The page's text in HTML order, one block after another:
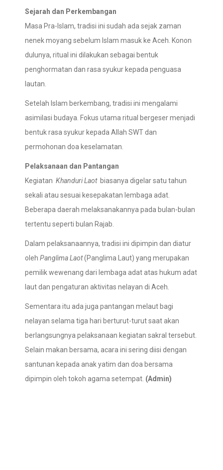
Sejarah dan Perkembangan
Masa Pra-Islam, tradisi ini sudah ada sejak zaman
nenek moyang sebelum Islam masuk ke Aceh. Konon
dulunya, ritual ini dilakukan sebagai bentuk
penghormatan dan rasa syukur kepada penguasa
lautan.
Setelah Islam berkembang, tradisi ini mengalami
asimilasi budaya. Fokus utama ritual bergeser menjadi
bentuk rasa syukur kepada Allah SWT dan
permohonan doa keselamatan.
Pelaksanaan dan Pantangan
Kegiatan Khanduri Laot biasanya digelar satu tahun
sekali atau sesuai kesepakatan lembaga adat.
Beberapa daerah melaksanakannya pada bulan-bulan
tertentu seperti bulan Rajab.
Dalam pelaksanaannya, tradisi ini dipimpin dan diatur
oleh Panglima Laot(Panglima Laut) yang merupakan
pemilik wewenang dari lembaga adat atas hukum adat
laut dan pengaturan aktivitas nelayan di Aceh.
Sementara itu ada juga pantangan melaut bagi
nelayan selama tiga hari berturut-turut saat akan
berlangsungnya pelaksanaan kegiatan sakral tersebut.
Selain makan bersama, acara ini sering diisi dengan
santunan kepada anak yatim dan doa bersama
dipimpin oleh tokoh agama setempat. (Admin)